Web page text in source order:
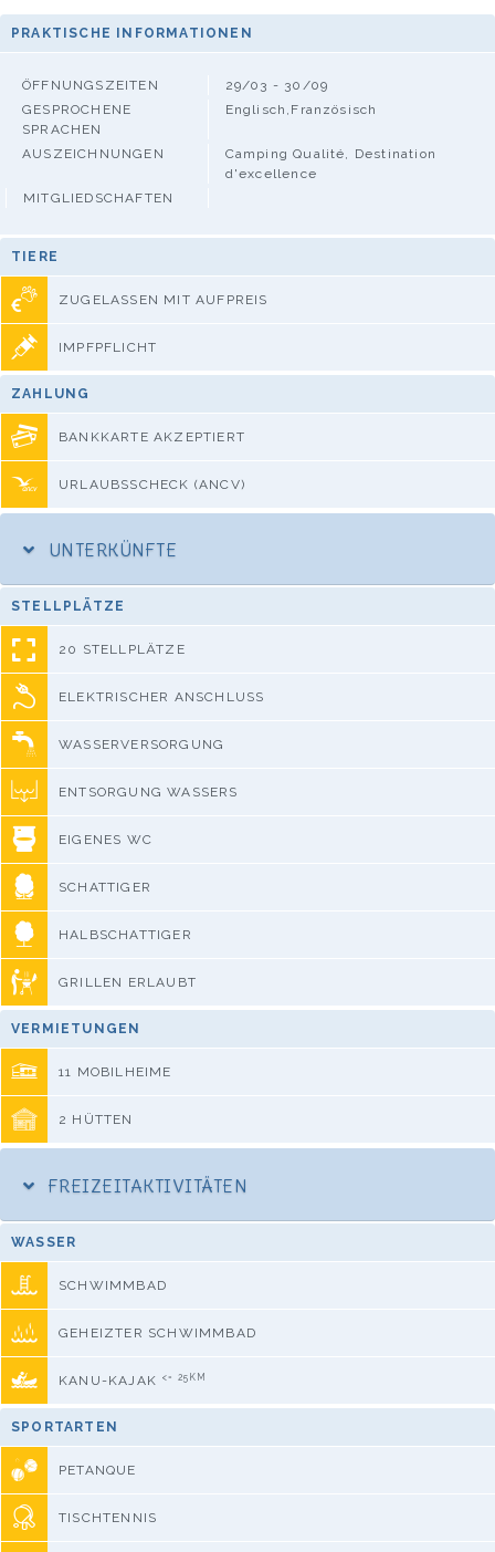
PRAKTISCHE INFORMATIONEN
ÖFFNUNGSZEITEN
29/03 - 30/09
GESPROCHENE
SPRACHEN
Englisch,Französisch
AUSZEICHNUNGEN
Camping Qualité, Destination
d'excellence
MITGLIEDSCHAFTEN
TIERE
ZUGELASSEN MIT AUFPREIS
IMPFPFLICHT
ZAHLUNG
BANKKARTE AKZEPTIERT
URLAUBSSCHECK (ANCV)
UNTERKÜNFTE
STELLPLÄTZE
20 STELLPLÄTZE
ELEKTRISCHER ANSCHLUSS
WASSERVERSORGUNG
ENTSORGUNG WASSERS
EIGENES WC
SCHATTIGER
HALBSCHATTIGER
GRILLEN ERLAUBT
VERMIETUNGEN
11 MOBILHEIME
2 HÜTTEN
FREIZEITAKTIVITÄTEN
WASSER
SCHWIMMBAD
GEHEIZTER SCHWIMMBAD
KANU-KAJAK <= 25KM
SPORTARTEN
PETANQUE
TISCHTENNIS